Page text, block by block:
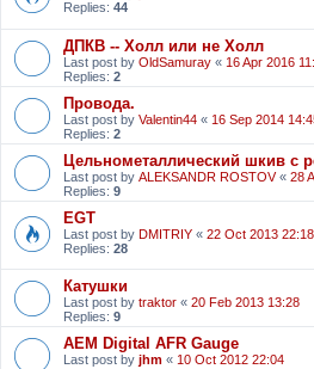
Replies: 44
ДПКВ -- Холл или не Холл
Last post by OldSamuray « 16 Apr 2016
Replies: 2
Провода.
Last post by Valentin44 « 16 Sep 2014
Replies: 2
Цельнометаллический шкив с
Last post by ALEKSANDR ROSTOV« 28
Replies: 9
EGT
Last post by DMITRIY « 22 Oct 2013 22:18
Replies: 28
Катушки
Last post by traktor « 20 Feb 2013 13:28
Replies: 9
АЕМ Digital AFR Gauge
Last post by jhm « 10 Oct 2012 22:04